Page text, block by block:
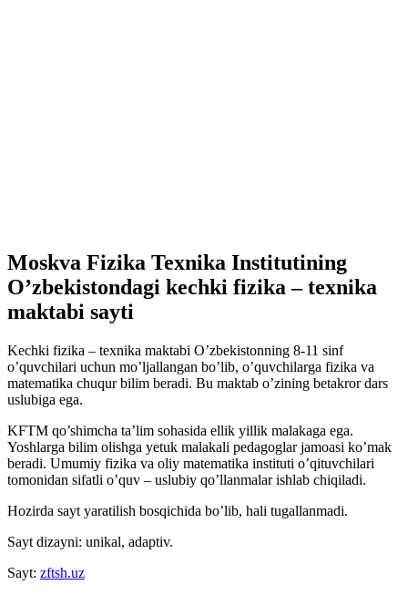
Moskva Fizika Texnika Institutining
O’zbekistondagi kechki fizika – texnika
maktabi sayti
Kechki fizika – texnika maktabi O’zbekistonning 8-11 sinf
o’quvchilari uchun mo’ljallangan bo’lib, o’quvchilarga fizika va
matematika chuqur bilim beradi. Bu maktab o’zining betakror dars
uslubiga ega.
KFTM qo’shimcha ta’lim sohasida ellik yillik malakaga ega.
Yoshlarga bilim olishga yetuk malakali pedagoglar jamoasi ko’mak
beradi. Umumiy fizika va oliy matematika instituti o’qituvchilari
tomonidan sifatli o’quv – uslubiy qo’llanmalar ishlab chiqiladi.
Hozirda sayt yaratilish bosqichida bo’lib, hali tugallanmadi.
Sayt dizayni: unikal, adaptiv.
Sayt: zftsh.uz